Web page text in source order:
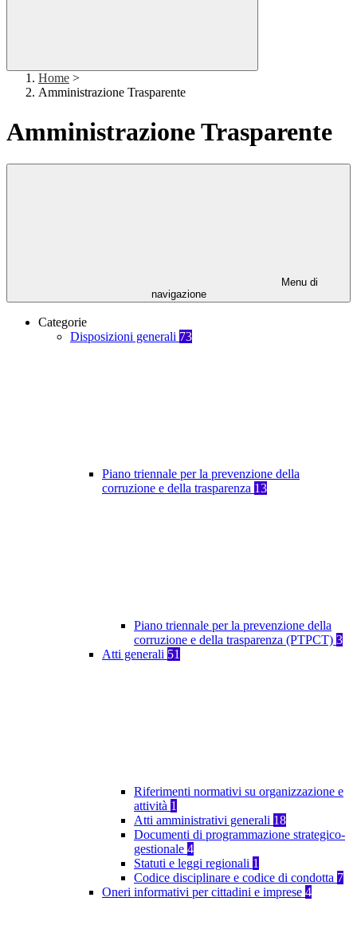
Home >
Amministrazione Trasparente
Amministrazione Trasparente
Menu di
navigazione
Categorie
Disposizioni generali 73
Piano triennale per la prevenzione della
corruzione e della trasparenza 13
Piano triennale per la prevenzione della
corruzione e della trasparenza (PTPCT) 3
Atti generali 51
Riferimenti normativi su organizzazione e
attività 1
Atti amministrativi generali 18
Documenti di programmazione strategico-
gestionale 4
Statuti e leggi regionali 1
Codice disciplinare e codice di condotta 7
Oneri informativi per cittadini e imprese 4